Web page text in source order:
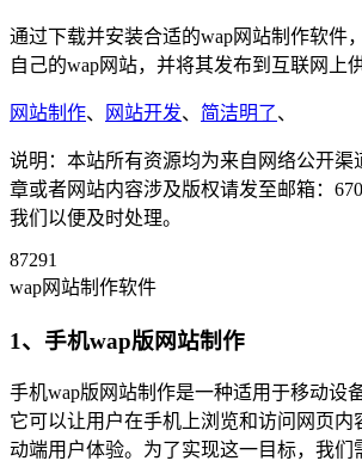
通过下载并安装合适的wap网站制作软件
自己的wap网站，并将其发布到互联网上
网站制作、 网站开发、 简洁明了、
说明：本站所有资源均为来自网络公开渠
章或者网站内容涉及版权请发至邮箱：
我们以便及时处理。
87291
wap网站制作软件
1、手机wap版网站制作
手机wap版网站制作是一种适用于移动设
它可以让用户在手机上浏览和访问网页内
动端用户体验。为了实现这一目标，我们